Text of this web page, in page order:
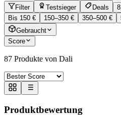
Filter
Testsieger Deals
Bis 150 €
150–350 € 350–500 €
Gebraucht
Score
87 Produkte von Dali
Produktbewertung